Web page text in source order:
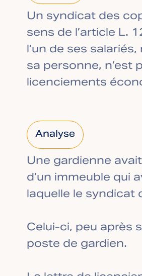
Un syndicat des
sens de l’article L.
l’un de ses
sa personne,
licenciements
Analyse
Une gardienne
d’un immeuble qui
laquelle le
Celui-ci, peu après
poste de gardien.